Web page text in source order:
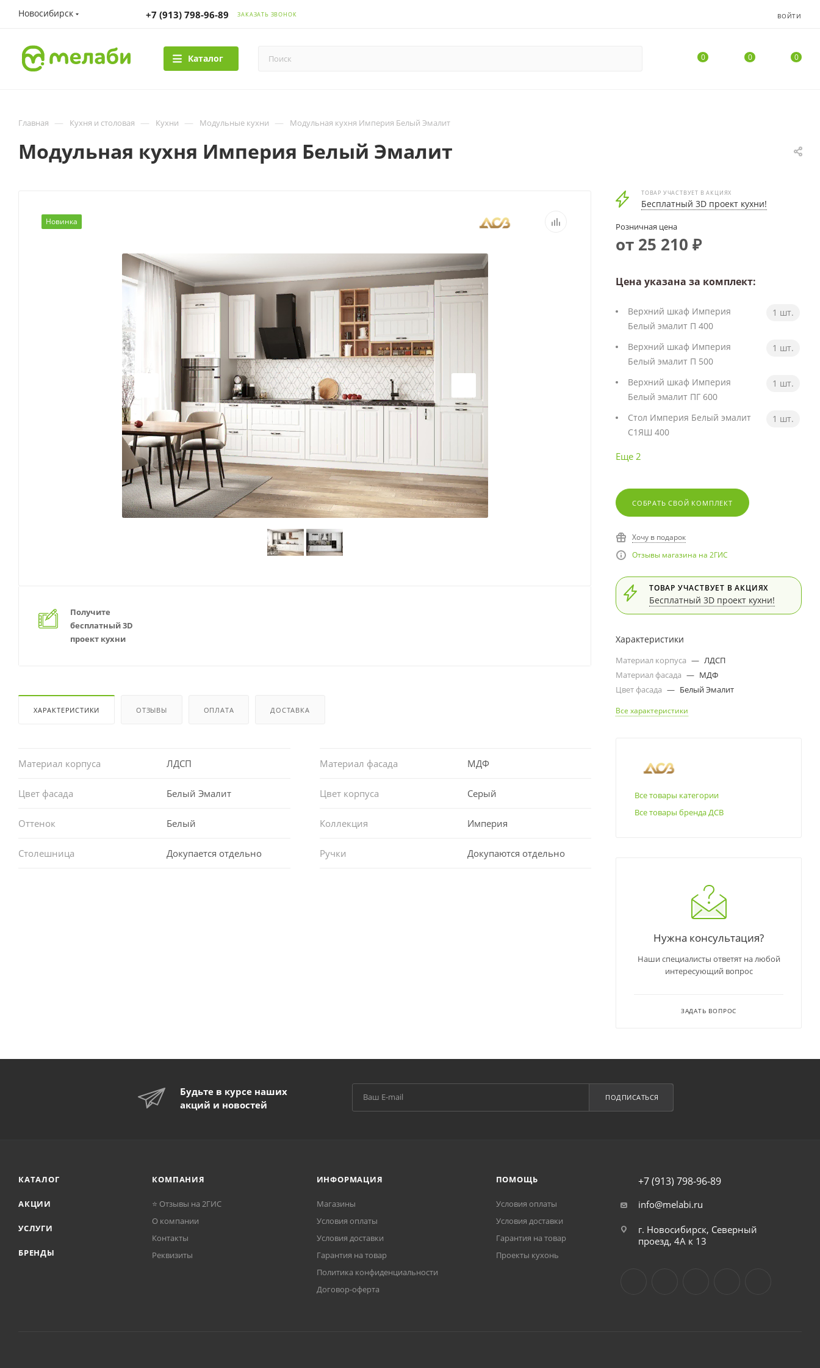
Новосибирск +7 (913) 798-96-89 ЗАКАЗАТЬ ЗВОНОК ВОЙТИ
Каталог 0 0 0
Главная — Кухня и столовая — Кухни — Модульные кухни — Модульная кухня Империя Белый Эмалит
Модульная кухня Империя Белый Эмалит
Новинка
Получите
бесплатный 3D
проект кухни
ХАРАКТЕРИСТИКИ ОТЗЫВЫ ОПЛАТА ДОСТАВКА
Материал корпуса ЛДСП Материал фасада МДФ
Цвет фасада Белый Эмалит Цвет корпуса Серый
Оттенок Белый Коллекция Империя
Столешница Докупается отдельно Ручки Докупаются отдельно
ТОВАР УЧАСТВУЕТ В АКЦИЯХ
Бесплатный 3D проект кухни!
Розничная цена
от 25 210 ₽
Цена указана за комплект:
Верхний шкаф Империя
Белый эмалит П 400
1 шт.
Верхний шкаф Империя
Белый эмалит П 500
1 шт.
Верхний шкаф Империя
Белый эмалит ПГ 600
1 шт.
Стол Империя Белый эмалит
С1ЯШ 400
1 шт.
Еще 2
СОБРАТЬ СВОЙ КОМПЛЕКТ
Хочу в подарок
Отзывы магазина на 2ГИС
ТОВАР УЧАСТВУЕТ В АКЦИЯХ
Бесплатный 3D проект кухни!
Характеристики
Материал корпуса — ЛДСП
Материал фасада — МДФ
Цвет фасада — Белый Эмалит
Все характеристики
Все товары категории
Все товары бренда ДСВ
Нужна консультация?
Наши специалисты ответят на любой
интересующий вопрос
ЗАДАТЬ ВОПРОС
Будьте в курсе наших
акций и новостей
ПОДПИСАТЬСЯ
КАТАЛОГ
АКЦИИ
УСЛУГИ
БРЕНДЫ
КОМПАНИЯ
⭐ Отзывы на 2ГИС
О компании
Контакты
Реквизиты
ИНФОРМАЦИЯ
Магазины
Условия оплаты
Условия доставки
Гарантия на товар
Политика конфиденциальности
Договор-оферта
ПОМОЩЬ
Условия оплаты
Условия доставки
Гарантия на товар
Проекты кухонь
+7 (913) 798-96-89
info@melabi.ru
г. Новосибирск, Северный
проезд, 4А к 13